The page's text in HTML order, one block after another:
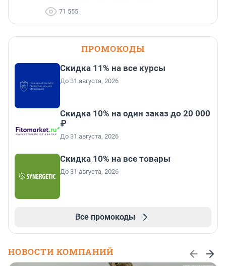
71 555
ПРОМОКОДЫ
Скидка 11% на все курсы
До 31 августа, 2026
Скидка 10% на один заказ до 20 000
₽
До 31 августа, 2026
Скидка 10% на все товары
До 31 августа, 2026
Все промокоды
НОВОСТИ КОМПАНИЙ